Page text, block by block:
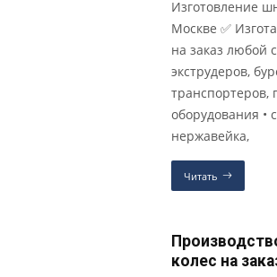
Изготовление
Москве ✅
на заказ любой
экструдеров,
транспортеров,
оборудования •
нержавейка,
Читать
колес на